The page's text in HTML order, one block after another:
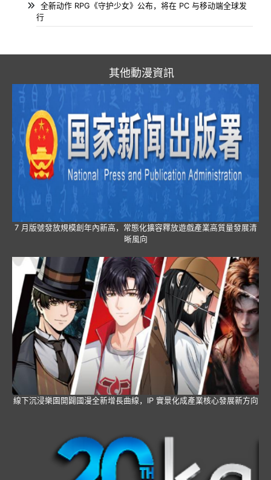
全新动作 RPG《守护少女》公布，将在 PC 与移动端全球发
行
其他動漫資訊
7 月版號發放規模創年內新高，常態化擴容釋放遊戲產業高質量發展清
晰風向
線下沉浸樂園開闢國漫全新增長曲線，IP 實景化成產業核心發展新方向